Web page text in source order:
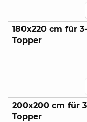
180x220 cm für
Topper
200x200 cm für
Topper